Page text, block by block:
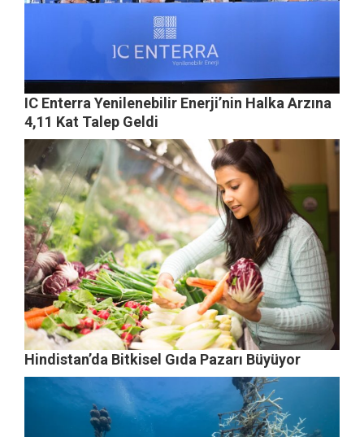
IC Enterra Yenilenebilir Enerji’nin Halka Arzına
4,11 Kat Talep Geldi
Hindistan’da Bitkisel Gıda Pazarı Büyüyor